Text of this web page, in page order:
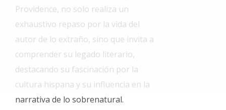
Cartelera
Fotos
Familia
Clasificados
Fúnebres
Providence, no solo realiza un
exhaustivo repaso por la vida del
autor de lo extraño, sino que invita a
comprender su legado literario,
destacando su fascinación por la
cultura hispana y su influencia en la
narrativa de lo sobrenatural.